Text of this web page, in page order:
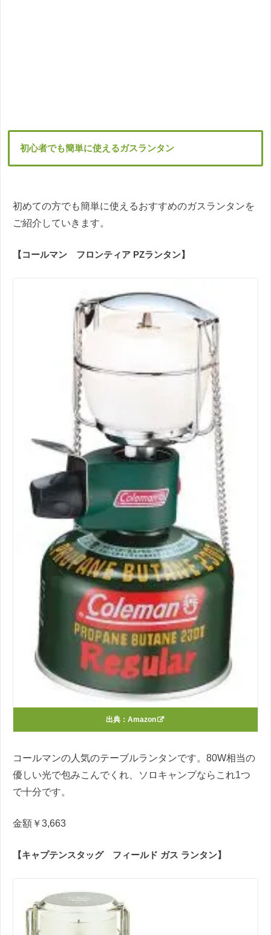
初心者でも簡単に使えるガスランタン
初めての方でも簡単に使えるおすすめのガスランタンを
ご紹介していきます。
【コールマン フロンティア PZランタン】
出典： Amazon
コールマンの人気のテーブルランタンです。80W相当の
優しい光で包みこんでくれ、ソロキャンプならこれ1つ
で十分です。
金額￥3,663
【キャプテンスタッグ フィールド ガス ランタン】